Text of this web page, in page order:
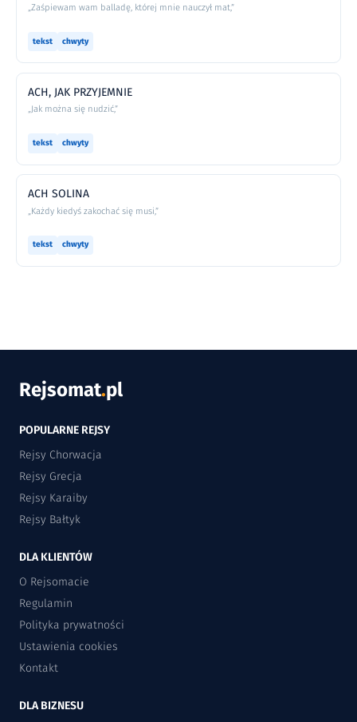
„Zaśpiewam wam balladę, której mnie nauczył mat,”
tekst chwyty
ACH, JAK PRZYJEMNIE
„Jak można się nudzić,”
tekst chwyty
ACH SOLINA
„Każdy kiedyś zakochać się musi,”
tekst chwyty
Rejsomat.pl
POPULARNE REJSY
Rejsy Chorwacja
Rejsy Grecja
Rejsy Karaiby
Rejsy Bałtyk
DLA KLIENTÓW
O Rejsomacie
Regulamin
Polityka prywatności
Ustawienia cookies
Kontakt
DLA BIZNESU